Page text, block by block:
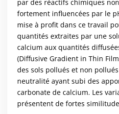
par des réactifs chimiques
fortement influencées par le
mise à profit dans ce travail
quantités extraites par une
calcium aux quantités
(Diffusive Gradient in Thin
des sols pollués et non
neutralité ayant subi des
carbonate de calcium. Les
présentent de fortes